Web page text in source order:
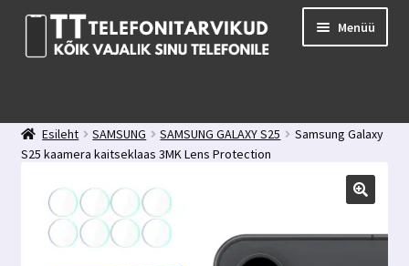
Liigu
navigeerimisele
Liigu
juurde
Menüü
Minu konto
Kontakt
Tagasiside
Esileht SAMSUNG SAMSUNG GALAXY S25
Samsung Galaxy
S25 kaamera kaitseklaas 3MK Lens Protection